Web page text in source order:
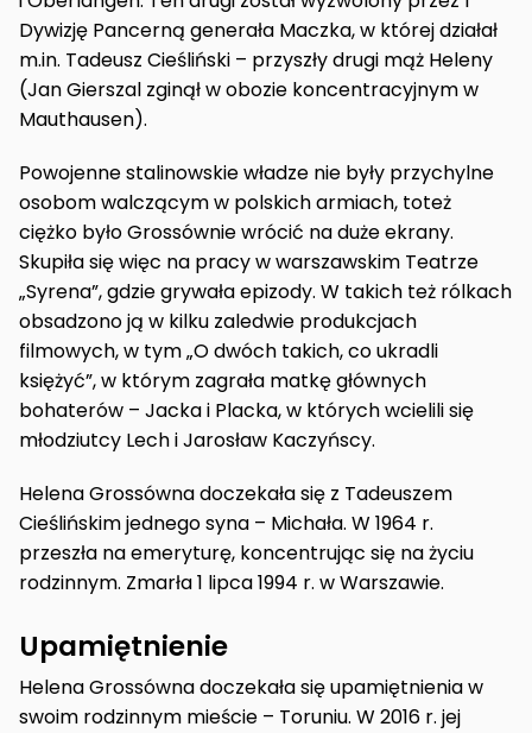
Dywizję Pancerną generała Maczka, w której działał
m.in. Tadeusz Cieśliński – przyszły drugi mąż Heleny
(Jan Gierszal zginął w obozie koncentracyjnym w
Mauthausen).
Powojenne stalinowskie władze nie były przychylne
osobom walczącym w polskich armiach, toteż
ciężko było Grossównie wrócić na duże ekrany.
Skupiła się więc na pracy w warszawskim Teatrze
„Syrena”, gdzie grywała epizody. W takich też rólkach
obsadzono ją w kilku zaledwie produkcjach
filmowych, w tym „O dwóch takich, co ukradli
księżyć”, w którym zagrała matkę głównych
bohaterów – Jacka i Placka, w których wcielili się
młodziutcy Lech i Jarosław Kaczyńscy.
Helena Grossówna doczekała się z Tadeuszem
Cieślińskim jednego syna – Michała. W 1964 r.
przeszła na emeryturę, koncentrując się na życiu
rodzinnym. Zmarła 1 lipca 1994 r. w Warszawie.
Upamiętnienie
Helena Grossówna doczekała się upamiętnienia w
swoim rodzinnym mieście – Toruniu. W 2016 r. jej